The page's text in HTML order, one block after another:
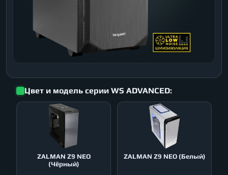
Цвет и модель серии WS ADVANCED:
ZALMAN Z9 NEO
(Чёрный)
ZALMAN Z9 NEO (Белый)